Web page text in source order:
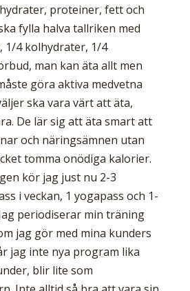
proteiner, fett och
fylla halva tallriken med
1/4 kolhydrater, 1/4
man kan äta allt men
göra aktiva medvetna
ska vara värt att äta,
De lär sig att äta smart att
och näringsämnen utan
tomma onödiga kalorier.
kör jag just nu 2-3
i veckan, 1 yogapass och 1-
periodiserar min träning
jag gör med mina kunders
jag inte nya program lika
blir lite som